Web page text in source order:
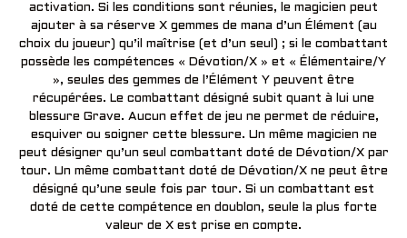
activation. Si les conditions sont réunies, le magicien peut
ajouter à sa réserve X gemmes de mana d’un Élément (au
choix du joueur) qu’il maîtrise (et d’un seul) ; si le combattant
possède les compétences « Dévotion/X » et « Élémentaire/Y
», seules des gemmes de l’Élément Y peuvent être
récupérées. Le combattant désigné subit quant à lui une
blessure Grave. Aucun effet de jeu ne permet de réduire,
esquiver ou soigner cette blessure. Un même magicien ne
peut désigner qu’un seul combattant doté de Dévotion/X par
tour. Un même combattant doté de Dévotion/X ne peut être
désigné qu’une seule fois par tour. Si un combattant est
doté de cette compétence en doublon, seule la plus forte
valeur de X est prise en compte.